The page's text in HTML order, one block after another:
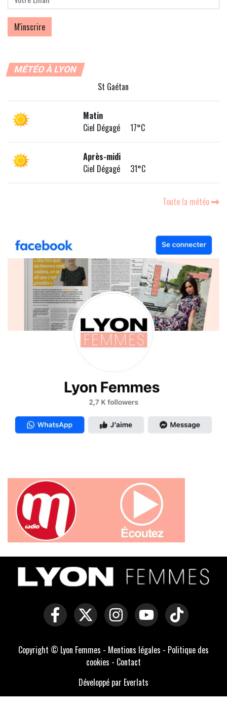
MÉTÉO À LYON
St Gaétan
Matin
Ciel Dégagé 17°C
Après-midi
Ciel Dégagé 31°C
Toute la météo
Copyright © Lyon Femmes - Mentions légales - Politique des
cookies - Contact
Développé par Everlats